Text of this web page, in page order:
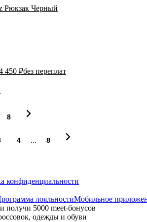
Рюкзак Черный
450 ₽без переплат
8
4 ... 8
конфиденциальности
лояльностиМобильное
получи 5000 meet-бонусов
одежды и обуви